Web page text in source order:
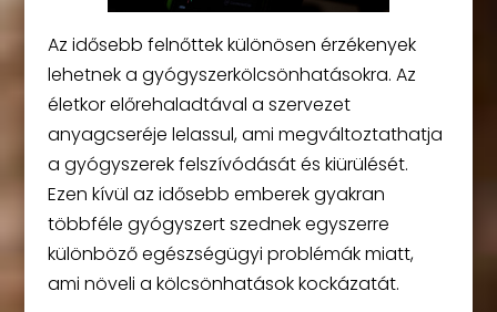
Az idősebb felnőttek különösen érzékenyek
lehetnek a gyógyszerkölcsönhatásokra. Az
életkor előrehaladtával a szervezet
anyagcseréje lelassul, ami megváltoztathatja
a gyógyszerek felszívódását és kiürülését.
Ezen kívül az idősebb emberek gyakran
többféle gyógyszert szednek egyszerre
különböző egészségügyi problémák miatt,
ami növeli a kölcsönhatások kockázatát.